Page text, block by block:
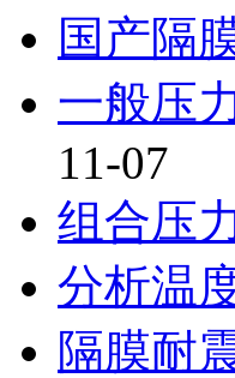
国产隔
一般压
11-07
组合压
分析温
隔膜耐